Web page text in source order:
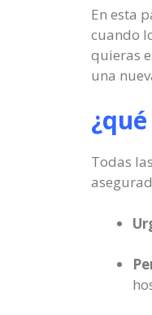
En esta
cuando
quieras
una
Todas